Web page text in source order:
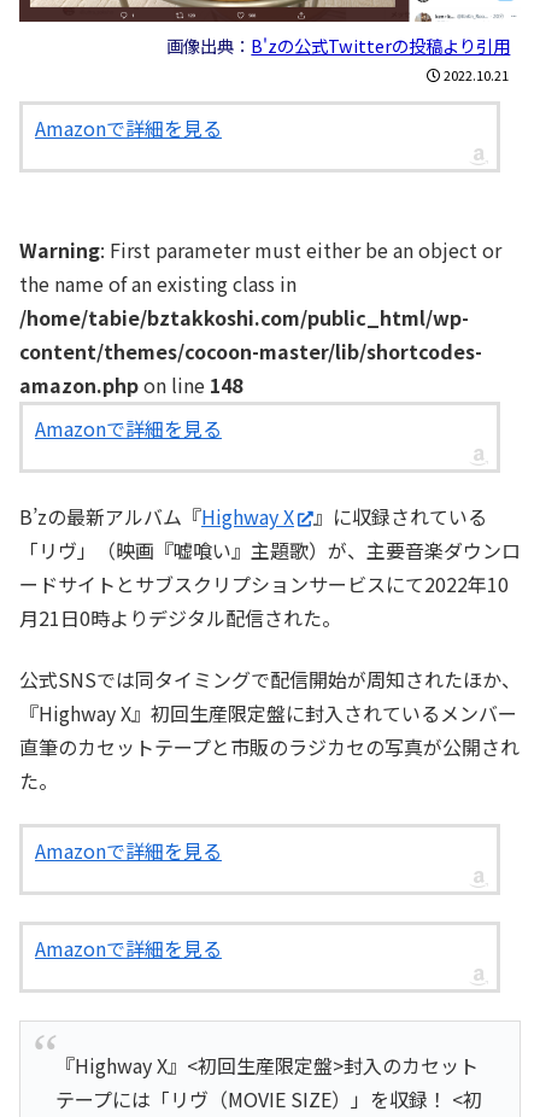
画像出典： B'zの公式Twitterの投稿より引用
2022.10.21
Amazonで詳細を見る
Warning: First parameter must either be an object or
the name of an existing class in
/home/tabie/bztakkoshi.com/public_html/wp-
content/themes/cocoon-master/lib/shortcodes-
amazon.phpon line 148
Amazonで詳細を見る
B’zの最新アルバム『Highway X
』に収録されている
「リヴ」（映画『嘘喰い』主題歌）が、主要音楽ダウンロ
ードサイトとサブスクリプションサービスにて2022年10
月21日0時よりデジタル配信された。
公式SNSでは同タイミングで配信開始が周知されたほか、
『Highway X』初回生産限定盤に封入されているメンバー
直筆のカセットテープと市販のラジカセの写真が公開され
た。
Amazonで詳細を見る
Amazonで詳細を見る
『Highway X』<初回生産限定盤>封入のカセット
テープには「リヴ（MOVIE SIZE）」を収録！ <初